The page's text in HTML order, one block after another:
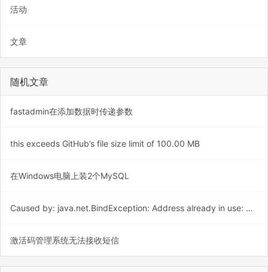
活动
文章
随机文章
fastadmin在添加数据时传递参数
this exceeds GitHub’s file size limit of 100.00 MB
在Windows电脑上装2个MySQL
Caused by: java.net.BindException: Address already in use: bind
激活码管理系统无法接收短信